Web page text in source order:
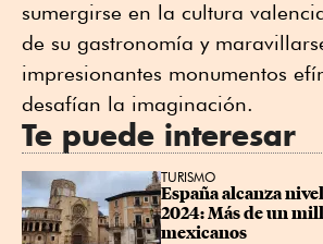
sumergirse en la cultura
de su gastronomía y
impresionantes monumentos
desafían la imaginación.
Te puede interesar
TURISMO
España alcanza
2024: Más de un
mexicanos